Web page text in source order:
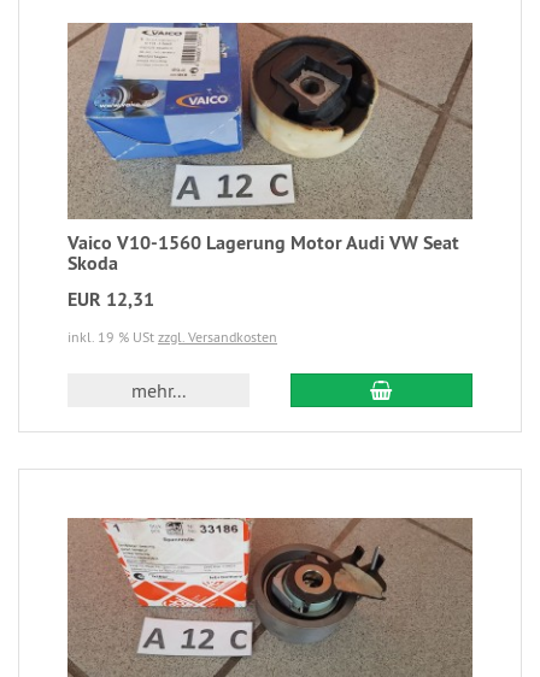
Vaico V10-1560 Lagerung Motor Audi VW Seat
Skoda
EUR 12,31
inkl. 19 % USt zzgl. Versandkosten
mehr...